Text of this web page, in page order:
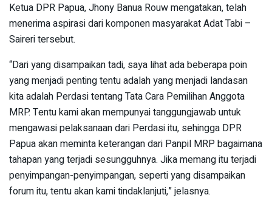
Ketua DPR Papua, Jhony Banua Rouw mengatakan, telah
menerima aspirasi dari komponen masyarakat Adat Tabi –
Saireri tersebut.
“Dari yang disampaikan tadi, saya lihat ada beberapa poin
yang menjadi penting tentu adalah yang menjadi landasan
kita adalah Perdasi tentang Tata Cara Pemilihan Anggota
MRP. Tentu kami akan mempunyai tanggungjawab untuk
mengawasi pelaksanaan dari Perdasi itu, sehingga DPR
Papua akan meminta keterangan dari Panpil MRP bagaimana
tahapan yang terjadi sesungguhnya. Jika memang itu terjadi
penyimpangan-penyimpangan, seperti yang disampaikan
forum itu, tentu akan kami tindaklanjuti,” jelasnya.